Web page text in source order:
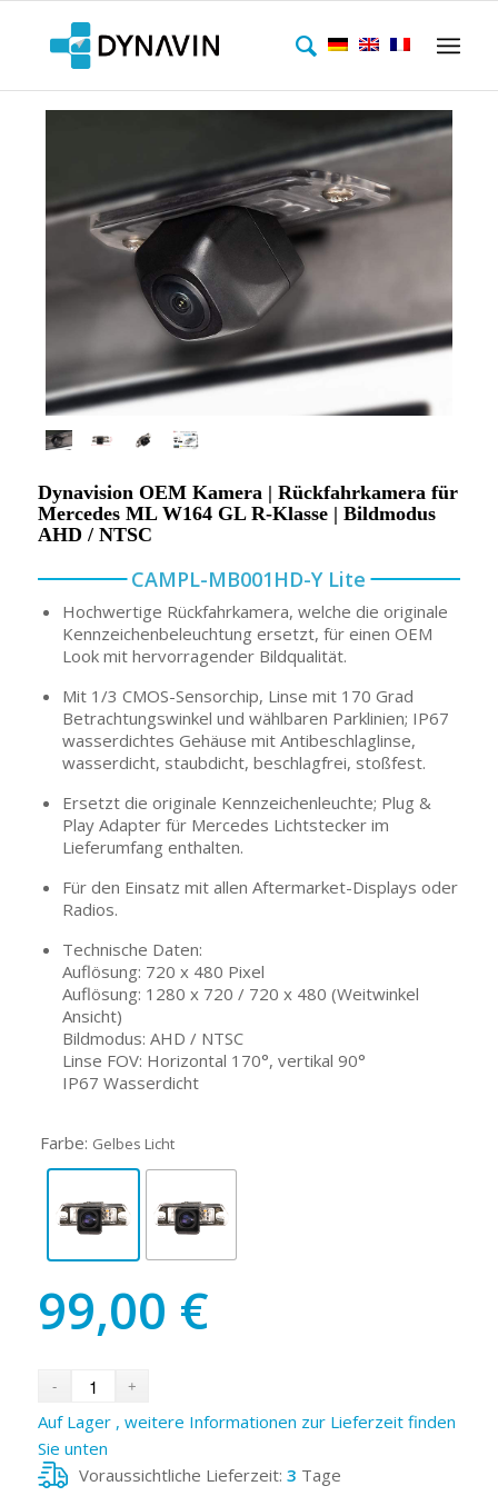
Dynavision OEM Kamera | Rückfahrkamera für
Mercedes ML W164 GL R-Klasse | Bildmodus
AHD / NTSC
CAMPL-MB001HD-Y Lite
Hochwertige Rückfahrkamera, welche die originale
Kennzeichenbeleuchtung ersetzt, für einen OEM
Look mit hervorragender Bildqualität.
Mit 1/3 CMOS-Sensorchip, Linse mit 170 Grad
Betrachtungswinkel und wählbaren Parklinien; IP67
wasserdichtes Gehäuse mit Antibeschlaglinse,
wasserdicht, staubdicht, beschlagfrei, stoßfest.
Ersetzt die originale Kennzeichenleuchte; Plug &
Play Adapter für Mercedes Lichtstecker im
Lieferumfang enthalten.
Für den Einsatz mit allen Aftermarket-Displays oder
Radios.
Technische Daten:
Auflösung: 720 x 480 Pixel
Auflösung: 1280 x 720 / 720 x 480 (Weitwinkel
Ansicht)
Bildmodus: AHD / NTSC
Linse FOV: Horizontal 170°, vertikal 90°
IP67 Wasserdicht
Farbe: Gelbes Licht
99,00 €
Auf Lager , weitere Informationen zur Lieferzeit finden
Sie unten
Voraussichtliche Lieferzeit: 3 Tage